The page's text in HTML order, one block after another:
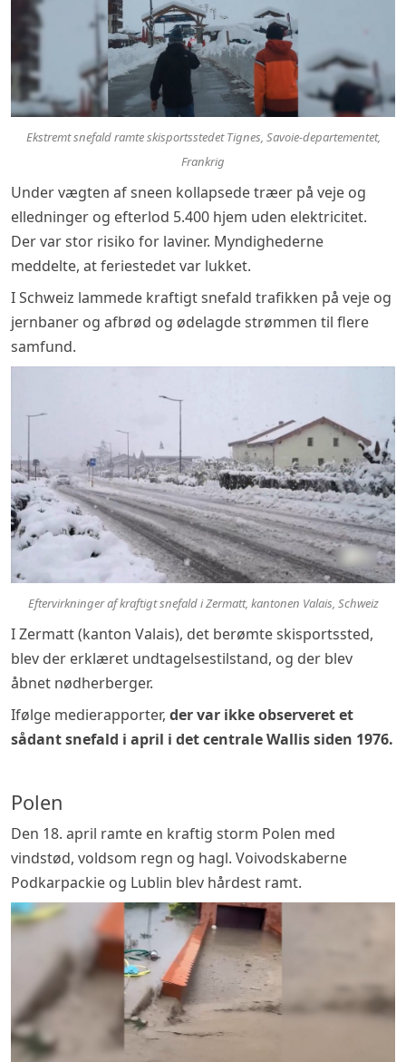
Ekstremt snefald ramte skisportsstedet Tignes, Savoie-departementet,
Frankrig
Under vægten af sneen kollapsede træer på veje og
elledninger og efterlod 5.400 hjem uden elektricitet.
Der var stor risiko for laviner. Myndighederne
meddelte, at feriestedet var lukket.
I Schweiz lammede kraftigt snefald trafikken på veje og
jernbaner og afbrød og ødelagde strømmen til flere
samfund.
Eftervirkninger af kraftigt snefald i Zermatt, kantonen Valais, Schweiz
I Zermatt (kanton Valais), det berømte skisportssted,
blev der erklæret undtagelsestilstand, og der blev
åbnet nødherberger.
Ifølge medierapporter, der var ikke observeret et
sådant snefald i april i det centrale Wallis siden 1976.
Polen
Den 18. april ramte en kraftig storm Polen med
vindstød, voldsom regn og hagl. Voivodskaberne
Podkarpackie og Lublin blev hårdest ramt.